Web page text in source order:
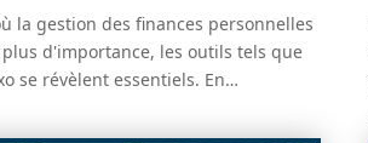
la gestion des finances personnelles
d'importance, les outils tels que
se révèlent essentiels. En…